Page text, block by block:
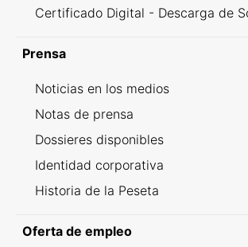
Certificado Digital - Descarga de
Prensa
Noticias en los medios
Notas de prensa
Dossieres disponibles
Identidad corporativa
Historia de la Peseta
Oferta de empleo